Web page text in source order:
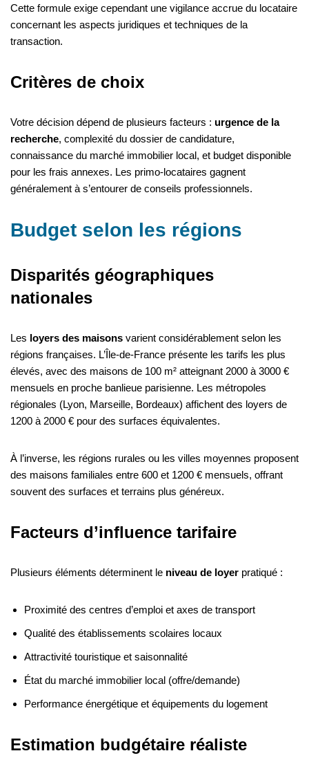
Cette formule exige cependant une vigilance accrue du locataire
concernant les aspects juridiques et techniques de la
transaction.
Critères de choix
Votre décision dépend de plusieurs facteurs : urgence de la
recherche, complexité du dossier de candidature,
connaissance du marché immobilier local, et budget disponible
pour les frais annexes. Les primo-locataires gagnent
généralement à s’entourer de conseils professionnels.
Budget selon les régions
Disparités géographiques
nationales
Les loyers des maisons varient considérablement selon les
régions françaises. L’Île-de-France présente les tarifs les plus
élevés, avec des maisons de 100 m² atteignant 2000 à 3000 €
mensuels en proche banlieue parisienne. Les métropoles
régionales (Lyon, Marseille, Bordeaux) affichent des loyers de
1200 à 2000 € pour des surfaces équivalentes.
À l’inverse, les régions rurales ou les villes moyennes proposent
des maisons familiales entre 600 et 1200 € mensuels, offrant
souvent des surfaces et terrains plus généreux.
Facteurs d’influence tarifaire
Plusieurs éléments déterminent le niveau de loyer pratiqué :
Proximité des centres d’emploi et axes de transport
Qualité des établissements scolaires locaux
Attractivité touristique et saisonnalité
État du marché immobilier local (offre/demande)
Performance énergétique et équipements du logement
Estimation budgétaire réaliste